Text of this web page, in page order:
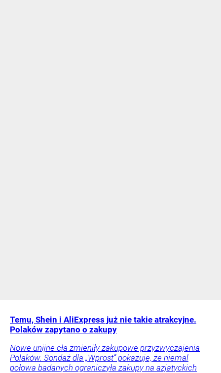
Temu, Shein i AliExpress już nie takie atrakcyjne.
Polaków zapytano o zakupy
Nowe unijne cła zmieniły zakupowe przyzwyczajenia
Polaków. Sondaż dla „Wprost” pokazuje, że niemal
połowa badanych ograniczyła zakupy na azjatyckich